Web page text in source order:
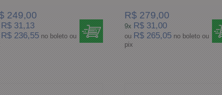
249,00
R$ 31,13
R$ 236,55 no boleto ou
R$ 279,00
9x R$ 31,00
ou R$ 265,05 no boleto ou
pix